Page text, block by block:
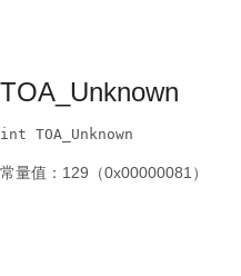
TOA_Unknown
int TOA_Unknown
常量值：129（0x00000081）